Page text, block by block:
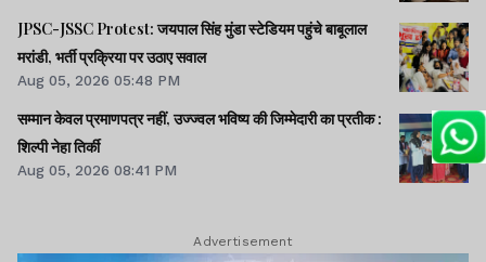
JPSC-JSSC Protest: जयपाल सिंह मुंडा स्टेडियम पहुंचे बाबूलाल
मरांडी, भर्ती प्रक्रिया पर उठाए सवाल
Aug 05, 2026 05:48 PM
सम्मान केवल प्रमाणपत्र नहीं, उज्ज्वल भविष्य की जिम्मेदारी का प्रतीक :
शिल्पी नेहा तिर्की
Aug 05, 2026 08:41 PM
Advertisement